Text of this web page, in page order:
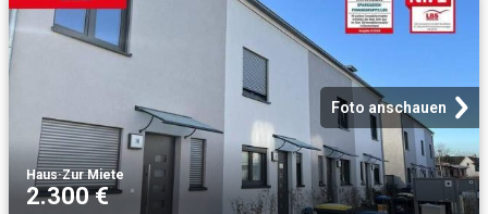
Foto anschauen
Haus·Zur Miete
2.300 €